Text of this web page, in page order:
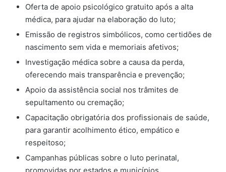
Oferta de apoio psicológico gratuito após a alta
médica, para ajudar na elaboração do luto;
Emissão de registros simbólicos, como certidões de
nascimento sem vida e memoriais afetivos;
Investigação médica sobre a causa da perda,
oferecendo mais transparência e prevenção;
Apoio da assistência social nos trâmites de
sepultamento ou cremação;
Capacitação obrigatória dos profissionais de saúde,
para garantir acolhimento ético, empático e
respeitoso;
Campanhas públicas sobre o luto perinatal,